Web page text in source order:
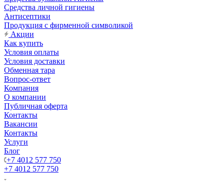
Средства личной гигиены
Антисептики
Продукция с фирменной символикой
Акции
Как купить
Условия оплаты
Условия доставки
Обменная тара
Вопрос-ответ
Компания
О компании
Публичная оферта
Контакты
Вакансии
Контакты
Услуги
Блог
+7 4012 577 750
+7 4012 577 750